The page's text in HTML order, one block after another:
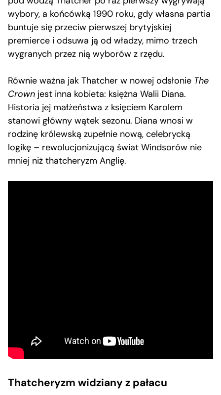
wybory, a końcówką 1990 roku, gdy własna partia
buntuje się przeciw pierwszej brytyjskiej
premierce i odsuwa ją od władzy, mimo trzech
wygranych przez nią wyborów z rzędu.
Równie ważna jak Thatcher w nowej odsłonie The
Crown jest inna kobieta: księżna Walii Diana.
Historia jej małżeństwa z księciem Karolem
stanowi główny wątek sezonu. Diana wnosi w
rodzinę królewską zupełnie nową, celebrycką
logikę – rewolucjonizującą świat Windsorów nie
mniej niż thatcheryzm Anglię.
Thatcheryzm widziany z pałacu